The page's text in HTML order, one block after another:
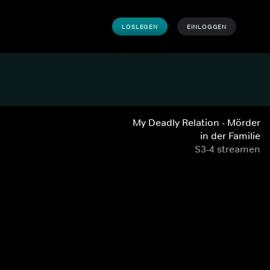
LOSLEGEN EINLOGGEN
My Deadly Relation - Mörder
in der Familie
S3-4 streamen